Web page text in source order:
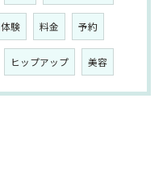
体験 料金 予約
ヒップアップ 美容